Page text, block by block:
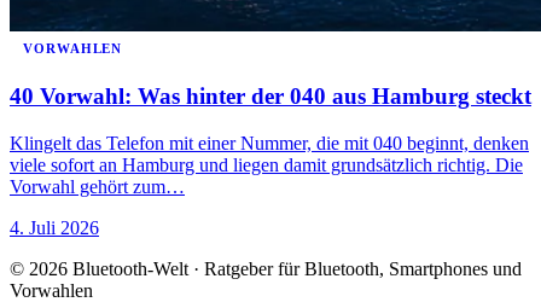
VORWAHLEN
40 Vorwahl: Was hinter der 040 aus Hamburg steckt
Klingelt das Telefon mit einer Nummer, die mit 040 beginnt, denken
viele sofort an Hamburg und liegen damit grundsätzlich richtig. Die
Vorwahl gehört zum…
4. Juli 2026
© 2026 Bluetooth-Welt · Ratgeber für Bluetooth, Smartphones und
Vorwahlen